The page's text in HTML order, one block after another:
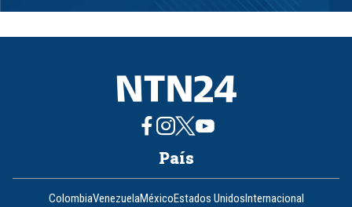
1
8
País
ColombiaVenezuelaMéxicoEstados UnidosInternacional